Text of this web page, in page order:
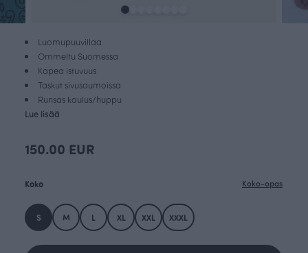
Luomupuuvillaa
Ommeltu Suomessa
Kapea istuvuus
Taskut sivusaumoissa
Runsas kaulus/huppu
Lue lisää
150.00 EUR
Koko Koko-opas
S M L XL XXL XXXL